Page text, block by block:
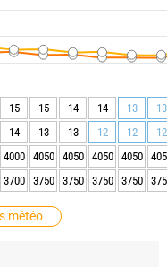
météo
15 15 14 14 13
13
14 13 13 12 12
12
4000 4050 4050 4050 4050
3700 3750 3750 3750 3750